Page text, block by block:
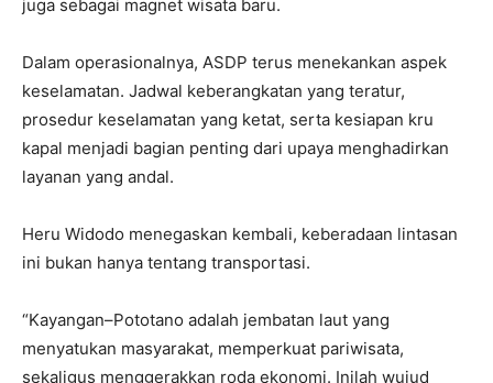
juga sebagai magnet wisata baru.
Dalam operasionalnya, ASDP terus menekankan aspek
keselamatan. Jadwal keberangkatan yang teratur,
prosedur keselamatan yang ketat, serta kesiapan kru
kapal menjadi bagian penting dari upaya menghadirkan
layanan yang andal.
Heru Widodo menegaskan kembali, keberadaan lintasan
ini bukan hanya tentang transportasi.
“Kayangan–Pototano adalah jembatan laut yang
menyatukan masyarakat, memperkuat pariwisata,
sekaligus menggerakkan roda ekonomi. Inilah wujud